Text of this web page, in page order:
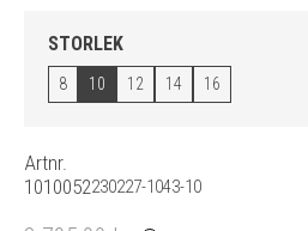
STORLEK
8 10 12 14 16
Artnr.
1010052230227-1043-10